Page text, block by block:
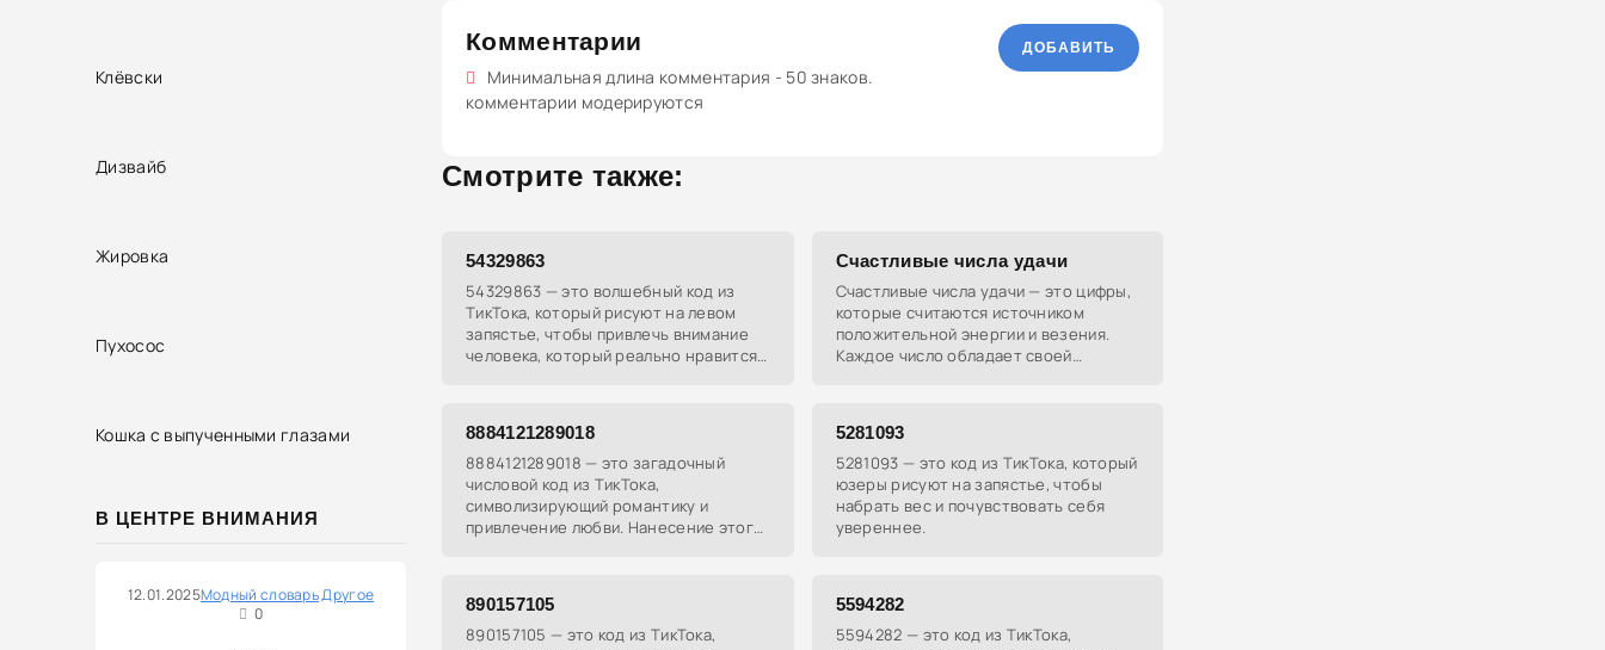
Клёвски
Дизвайб
Жировка
Пухосос
Кошка с выпученными глазами
В ЦЕНТРЕ ВНИМАНИЯ
12.01.2025Модный словарьДругое
0
Комментарии
Минимальная длина комментария - 50 знаков.
комментарии модерируются
ДОБАВИТЬ
Смотрите также:
54329863
54329863 — это волшебный код из
ТикТока, который рисуют на левом
запястье, чтобы привлечь внимание
человека, который реально нравится.
Счастливые числа удачи
Счастливые числа удачи — это цифры,
которые считаются источником
положительной энергии и везения.
Каждое число обладает своей
8884121289018
8884121289018 — это загадочный
числовой код из ТикТока,
символизирующий романтику и
привлечение любви. Нанесение этого
5281093
5281093 — это код из ТикТока, который
юзеры рисуют на запястье, чтобы
набрать вес и почувствовать себя
увереннее.
890157105
890157105 — это код из ТикТока,
5594282
5594282 — это код из ТикТока,